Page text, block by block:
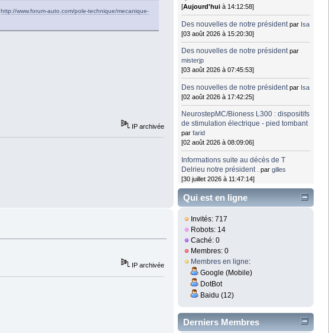
http://www.forum-auto.com/pole-technique/mecanique-
IP archivée
IP archivée
[Aujourd'hui à 14:12:58]
Des nouvelles de notre président par Isa
[03 août 2026 à 15:20:30]
Des nouvelles de notre président par
misterjp
[03 août 2026 à 07:45:53]
Des nouvelles de notre président par Isa
[02 août 2026 à 17:42:25]
NeurostepMC/Bioness L300 : dispositifs
de stimulation électrique - pied tombant
parfarid
[02 août 2026 à 08:09:06]
Informations suite au décès de T
Delrieu notre président .
pargilles
[30 juillet 2026 à 11:47:14]
Qui est en ligne
Invités: 717
Robots: 14
Caché: 0
Membres: 0
Membres en ligne:
Google (Mobile)
DotBot
Baidu (12)
Derniers Membres